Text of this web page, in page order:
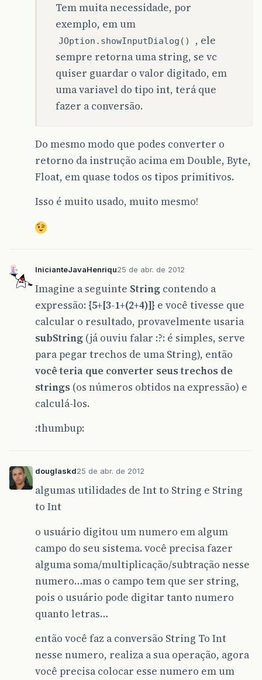
Tem muita necessidade, por
exemplo, em um
JOption.showInputDialog()
, ele
sempre retorna uma string, se vc
quiser guardar o valor digitado, em
uma variavel do tipo int, terá que
fazer a conversão.
Do mesmo modo que podes converter o
retorno da instrução acima em Double, Byte,
Float, em quase todos os tipos primitivos.
Isso é muito usado, muito mesmo!
InicianteJavaHenriqu25 de abr. de 2012
Imagine a seguinte String contendo a
expressão: {5+[3-1+(2+4)]} e você tivesse que
calcular o resultado, provavelmente usaria
subString (já ouviu falar :?: é simples, serve
para pegar trechos de uma String), então
você teria que converter seus trechos de
strings (os números obtidos na expressão) e
calculá-los.
:thumbup:
douglaskd25 de abr. de 2012
algumas utilidades de Int to String e String
to Int
o usuário digitou um numero em algum
campo do seu sistema. você precisa fazer
alguma soma/multiplicação/subtração nesse
numero…mas o campo tem que ser string,
pois o usuário pode digitar tanto numero
quanto letras…
então você faz a conversão String To Int
nesse numero, realiza a sua operação, agora
você precisa colocar esse numero em um